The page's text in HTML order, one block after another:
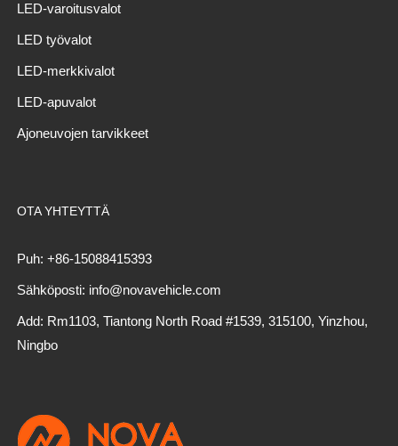
LED-varoitusvalot
LED työvalot
LED-merkkivalot
LED-apuvalot
Ajoneuvojen tarvikkeet
OTA YHTEYTTÄ
Puh: +86-15088415393
Sähköposti: info@novavehicle.com
Add: Rm1103, Tiantong North Road #1539, 315100, Yinzhou,
Ningbo